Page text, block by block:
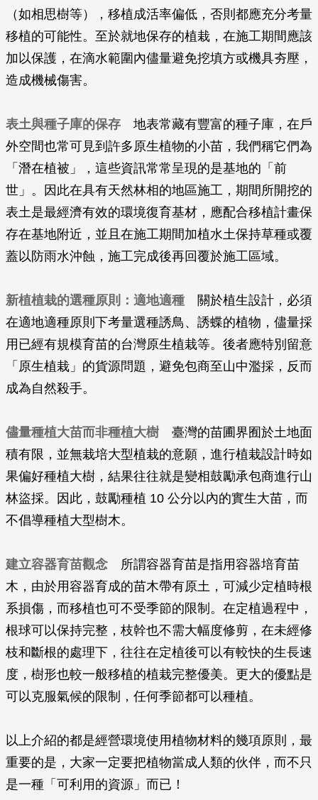
（如相思樹等），移植成活率偏低，否則都應充分考量
移植的可能性。至於就地保存的植栽，在施工期間應該
加以保護，在滴水範圍內儘量避免挖填方或機具夯壓，
造成機械傷害。
表土與種子庫的保存 地表常藏有豐富的種子庫，在戶
外空間也常可見到許多原生植物的小苗，我們稱它們為
「潛在植被」，這些資訊常常呈現的是基地的「前
世」。因此在具有天然林相的地區施工，期間所開挖的
表土是最經濟有效的環境復育基材，應配合移植計畫保
存在基地附近，並且在施工期間加植水土保持草種或覆
蓋以防雨水沖蝕，施工完成後再回覆於施工區域。
新植植栽的選種原則：適地適種 關於植生設計，必須
在適地適種原則下考量選種誘鳥、誘蝶的植物，儘量採
用已經有規模育苗的台灣原生植栽等。後者應特別留意
「原生植栽」的貨源問題，避免包商至山中濫採，反而
成為自然殺手。
儘量種植大苗而非種植大樹 臺灣的苗圃界囿於土地面
積有限，並無栽培大型植栽的意願，進行植栽設計時如
果偏好種植大樹，結果往往就是變相鼓勵承包商進行山
林盜採。因此，鼓勵種植 10 公分以內的實生大苗，而
不倡導種植大型樹木。
建立容器育苗觀念 所謂容器育苗是指用容器培育苗
木，由於用容器育成的苗木帶有原土，可減少定植時根
系損傷，而移植也可不受季節的限制。在定植過程中，
根球可以保持完整，枝幹也不需大幅度修剪，在未經修
枝和斷根的處理下，往往在定植後可以有較快的生長速
度，樹形也較一般移植的植栽完整優美。更大的優點是
可以克服氣候的限制，任何季節都可以種植。
以上介紹的都是經營環境使用植物材料的幾項原則，最
重要的是，大家一定要把植物當成人類的伙伴，而不只
是一種「可利用的資源」而已！